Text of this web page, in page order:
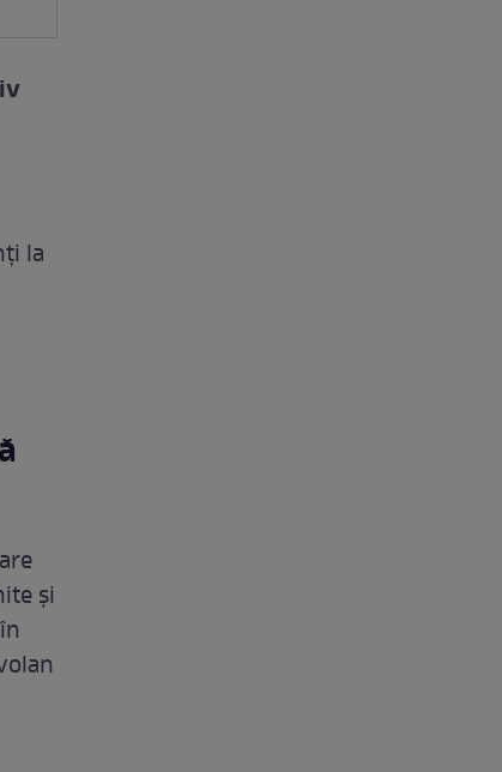
la
și